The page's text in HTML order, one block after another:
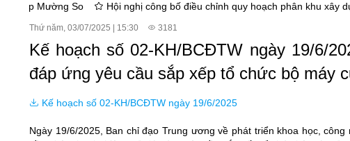
Lãnh đạo Ban
Phòng ban,chức năng
Lịch sử hình thành và phát triển
Tin tức của ban
Thông tin liên ngành
Tổ chức Đảng,đoàn thể
Chi bộ
Công đoàn
Cải cách hành chính
Văn bản góp ý dự thảo
ISO 9001:2015
Văn bản chỉ đạo điều hành
Giáo dục phổ biến pháp luật
Chính sách thu hút
Các hoạt động thu
So Hội nghị công bố điều chỉnh quy hoạch phân khu xây dựng tỷ lệ 1/
Thứ năm, 03/07/2025 15:30 3181
Kế hoạch số 02-KH/BCĐTW ngày 19/6/
đáp ứng yêu cầu sắp xếp tổ chức bộ máy
Kế hoạch số 02-KH/BCĐTW ngày 19/6/2025
Ngày 19/6/2025, Ban chỉ đạo Trung ương về phát triển khoa học,